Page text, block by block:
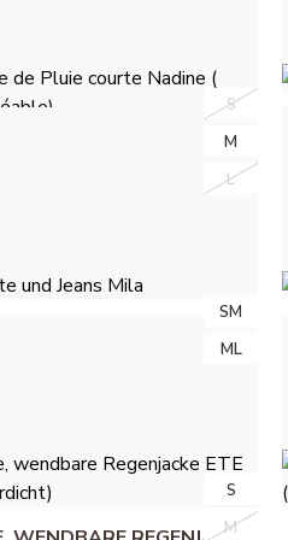
S
M
L
DE PLUIE COURTE NADINE
S
M
L
SM
ML
SM
ML
S
M
S
M